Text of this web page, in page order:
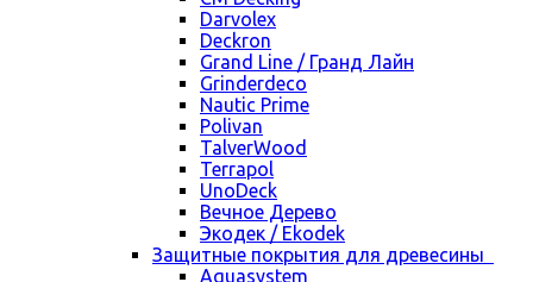
Darvolex
Deckron
Grand Line / Гранд Лайн
Grinderdeco
Nautic Prime
Polivan
TalverWood
Terrapol
UnoDeck
Вечное Дерево
Экодек / Ekodek
Защитные покрытия для древесины
Aquasystem